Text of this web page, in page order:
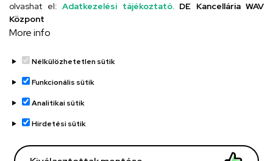
UD telefonkönyv
Adatvédelem
Adatvédelem
Régi oldal
olvashat el: Adatkezelési tájékoztató. DE Kancellária WAV
Központ
More info
Nélkülözhetetlen sütik
Funkcionális sütik
Analitikai sütik
Hirdetési sütik